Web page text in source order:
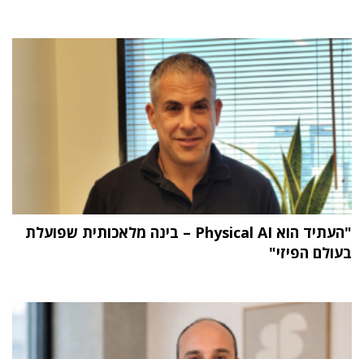
"העתיד הוא Physical AI – בינה מלאכותית שפועלת
בעולם הפיזי"